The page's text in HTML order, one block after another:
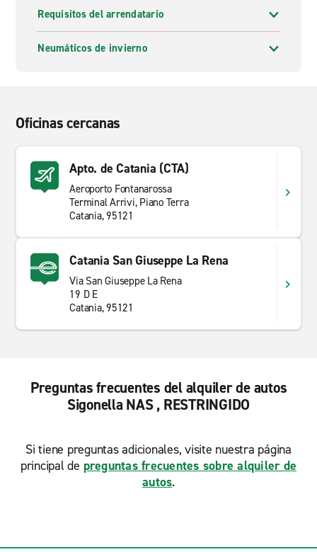
Requisitos del arrendatario
Neumáticos de invierno
Oficinas cercanas
Apto. de Catania (CTA)
Aeroporto Fontanarossa
Terminal Arrivi, Piano Terra
Catania, 95121
Catania San Giuseppe La Rena
Via San Giuseppe La Rena
19 D E
Catania, 95121
Preguntas frecuentes del alquiler de autos
Sigonella NAS , RESTRINGIDO
Si tiene preguntas adicionales, visite nuestra página
principal de preguntas frecuentes sobre alquiler de
autos.